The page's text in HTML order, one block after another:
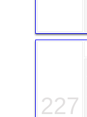
227